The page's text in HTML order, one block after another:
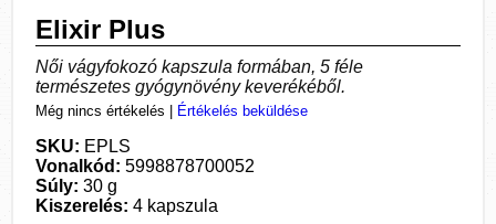
Elixir Plus
Női vágyfokozó kapszula formában, 5 féle
természetes gyógynövény keverékéből.
Még nincs értékelés Értékelés beküldése
SKU: EPLS
Vonalkód: 5998878700052
Súly: 30 g
Kiszerelés: 4 kapszula